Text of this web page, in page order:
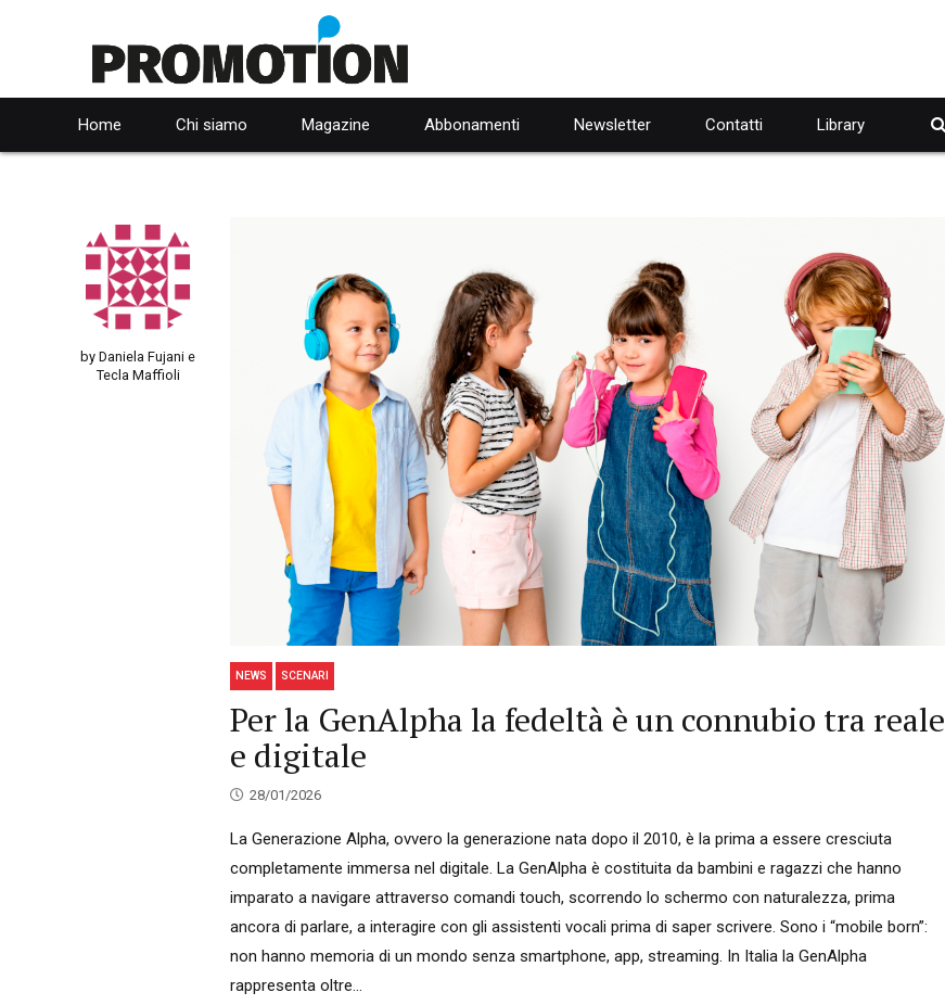
Home Chi siamo Magazine Abbonamenti Newsletter Contatti Library
by Daniela Fujani e
Tecla Maffioli
NEWS SCENARI
Per la GenAlpha la fedeltà è un connubio tra reale
e digitale
28/01/2026
La Generazione Alpha, ovvero la generazione nata dopo il 2010, è la prima a essere cresciuta
completamente immersa nel digitale. La GenAlpha è costituita da bambini e ragazzi che hanno
imparato a navigare attraverso comandi touch, scorrendo lo schermo con naturalezza, prima
ancora di parlare, a interagire con gli assistenti vocali prima di saper scrivere. Sono i “mobile born”:
non hanno memoria di un mondo senza smartphone, app, streaming. In Italia la GenAlpha
rappresenta oltre...